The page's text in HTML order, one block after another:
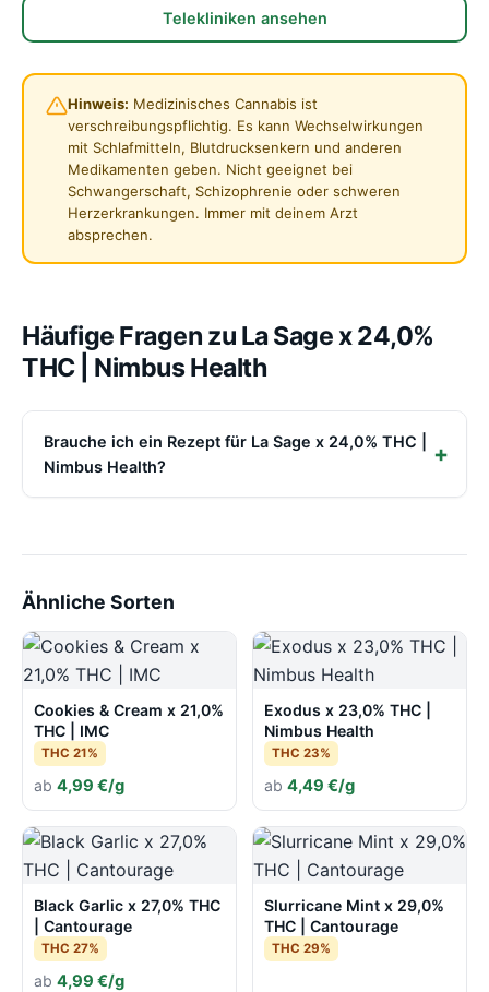
Telekliniken ansehen
Hinweis: Medizinisches Cannabis ist
verschreibungspflichtig. Es kann Wechselwirkungen
mit Schlafmitteln, Blutdrucksenkern und anderen
Medikamenten geben. Nicht geeignet bei
Schwangerschaft, Schizophrenie oder schweren
Herzerkrankungen. Immer mit deinem Arzt
absprechen.
Häufige Fragen zu La Sage x 24,0%
THC | Nimbus Health
Brauche ich ein Rezept für La Sage x 24,0% THC |
Nimbus Health?
Ähnliche Sorten
Cookies & Cream x 21,0%
THC | IMC
THC 21%
ab 4,99 €/g
Exodus x 23,0% THC |
Nimbus Health
THC 23%
ab 4,49 €/g
Black Garlic x 27,0% THC
| Cantourage
THC 27%
ab 4,99 €/g
Slurricane Mint x 29,0%
THC | Cantourage
THC 29%